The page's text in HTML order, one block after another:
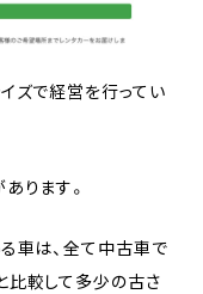
ズで経営を行ってい
ります。
車は、全て中古車で
比較して多少の古さ